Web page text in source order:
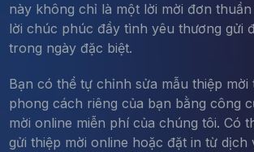
này không chỉ là một lời mời đơn
lời chúc phúc đầy tình yêu thương gửi
trong ngày đặc biệt.
Bạn có thể tự chỉnh sửa mẫu thiệp mời
phong cách riêng của bạn bằng công
mời online miễn phí của chúng tôi. Có
gửi thiệp mời online hoặc đặt in từ dịch